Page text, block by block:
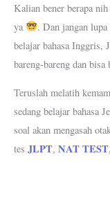
Kalian bener berapa
ya
. Dan jangan
belajar bahasa Inggris,
bareng-bareng dan
Teruslah melatih
sedang belajar bahasa
soal akan mengasah
tes JLPT, NAT TEST